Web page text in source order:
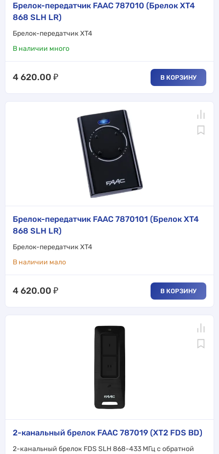
Брелок-передатчик FAAC 787010 (Брелок XT4
868 SLH LR)
Брелок-передатчик XT4
В наличии много
4 620.00 ₽ В КОРЗИНУ
Брелок-передатчик FAAC 7870101 (Брелок XT4
868 SLH LR)
Брелок-передатчик XT4
В наличии мало
4 620.00 ₽ В КОРЗИНУ
2-канальный брелок FAAC 787019 (XT2 FDS BD)
2-канальный брелок FDS SLH 868-433 МГц с обратной